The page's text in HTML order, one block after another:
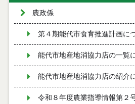
農政係
第４期能代市食育推進計画に
能代市地産地消協力店の一覧
能代市地産地消協力店の紹介
令和８年度農業指導情報第２